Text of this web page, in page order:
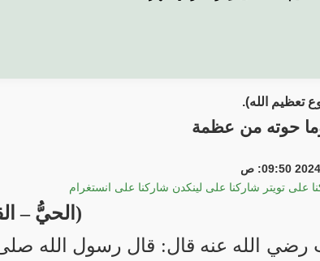
تعظيم الله).
حوته من عظمة
على تويتر شاركنا على لينكدن شاركنا على انستغرام
(الحيُّ –
الله عنه قال: قال رسول الله صلى